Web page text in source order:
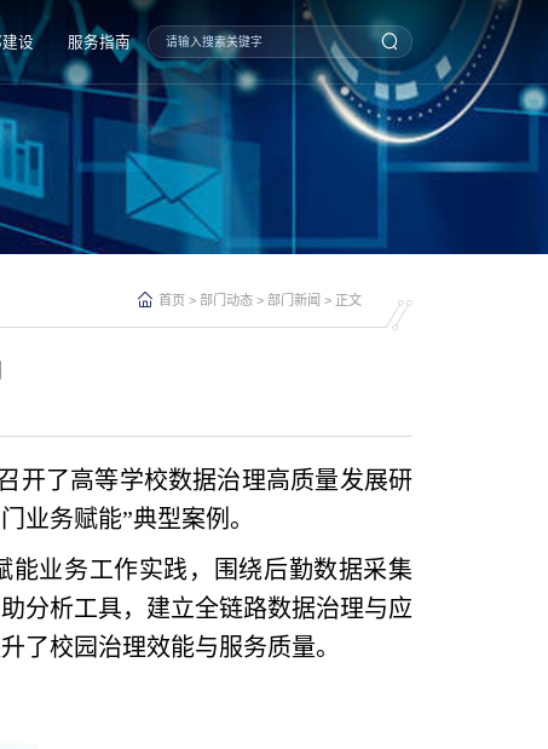
设 服务指南
首页 > 部门动态 > 部门新闻 > 正文
开了高等学校数据治理高质量发展研
业务赋能”典型案例。
能业务工作实践，围绕后勤数据采集
分析工具，建立全链路数据治理与应
了校园治理效能与服务质量。